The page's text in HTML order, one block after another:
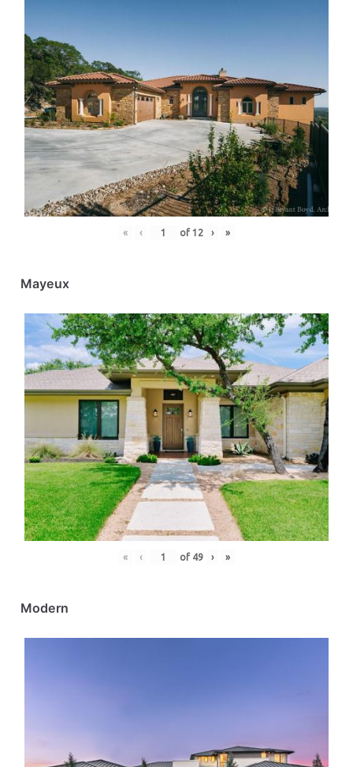
« ‹ of12 › »
Mayeux
« ‹ of 49 › »
Modern